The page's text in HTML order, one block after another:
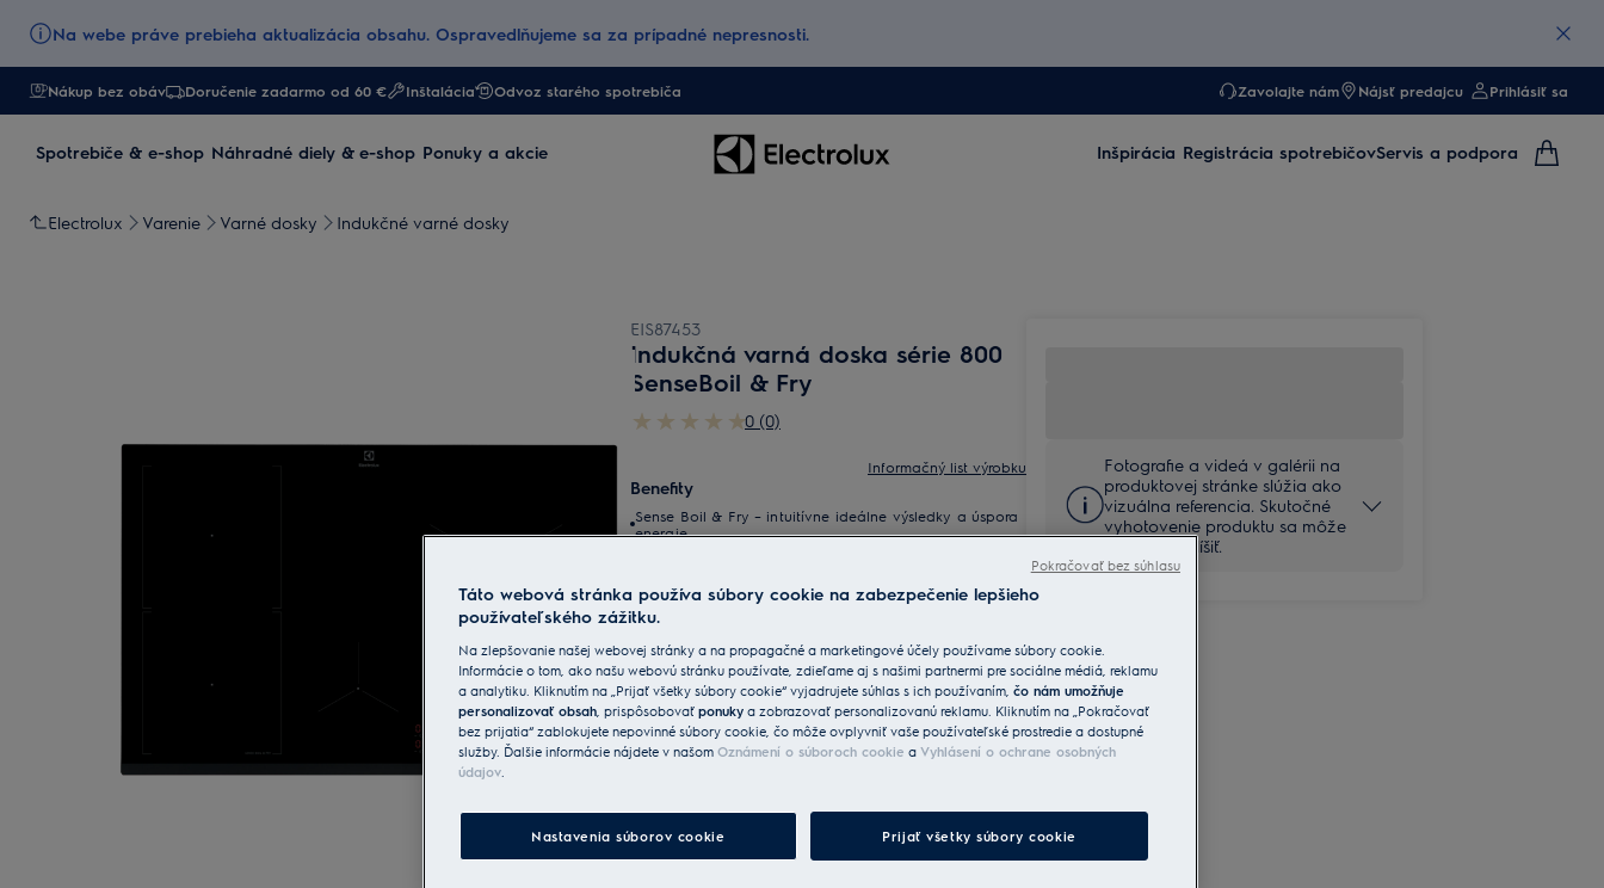
Na webe práve prebieha aktualizácia obsahu. Ospravedlňujeme sa za prípadné nepresnosti.
Nákup bez obáv Doručenie zadarmo od 60 € Inštalácia Odvoz starého spotrebiča Zavolajte nám Nájsť predajcu Prihlásiť sa
Spotrebiče & e-shop Náhradné diely & e-shop Ponuky a akcie Inšpirácia Registrácia spotrebičovServis a podpora
Electrolux Varenie Varné dosky Indukčné varné dosky
EIS87453
Indukčná varná doska série 800
SenseBoil & Fry
0 (0)
Informačný list výrobku
Benefity
Sense Boil & Fry – intuitívne ideálne výsledky a úspora
energie.
varného panela bez obmedzení.
Služby
Doručenie Štandard 25 € Zadarmo
Zadarmo
Fotografie a videá v galérii na
produktovej stránke slúžia ako
vizuálna referencia. Skutočné
vyhotovenie produktu sa môže
v detailoch líšiť.
Táto webová stránka používa súbory cookie na zabezpečenie lepšieho
používateľského zážitku.
Na zlepšovanie našej webovej stránky a na propagačné a marketingové účely používame súbory cookie.
Informácie o tom, ako našu webovú stránku používate, zdieľame aj s našimi partnermi pre sociálne médiá, reklamu
a analytiku. Kliknutím na „Prijať všetky súbory cookie“ vyjadrujete súhlas s ich používaním, čo nám umožňuje
personalizovať obsah, prispôsobovať ponuky a zobrazovať personalizovanú reklamu. Kliknutím na „Pokračovať
bez prijatia“ zablokujete nepovinné súbory cookie, čo môže ovplyvniť vaše používateľské prostredie a dostupné
služby. Ďalšie informácie nájdete v našom Oznámení o súboroch cookie a Vyhlásení o ochrane osobných
údajov.
Nastavenia súborov cookie Prijať všetky súbory cookie
Pokračovať bez súhlasu